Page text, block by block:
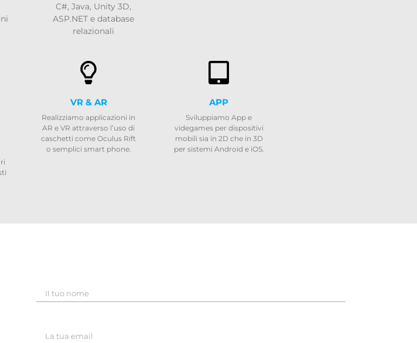
C#, Java, Unity 3D,
ASP.NET e database
relazionali
VR & AR
Realizziamo applicazioni in
AR e VR attraverso l’uso di
caschetti come Oculus Rift
o semplici smart phone.
APP
Sviluppiamo App e
videgames per dispositivi
mobili sia in 2D che in 3D
per sistemi Android e iOS.